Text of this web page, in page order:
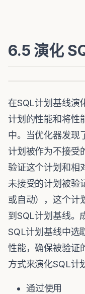
6.5 演化
在SQL计划基线演
计划的性能和将性
中。当优化器发现
计划被作为不接受
验证这个计划和相
未接受的计划被验
或自动），这个计
到SQL计划基线。
SQL计划基线中选
性能，确保被验证
方式来演化SQL计
通过使用